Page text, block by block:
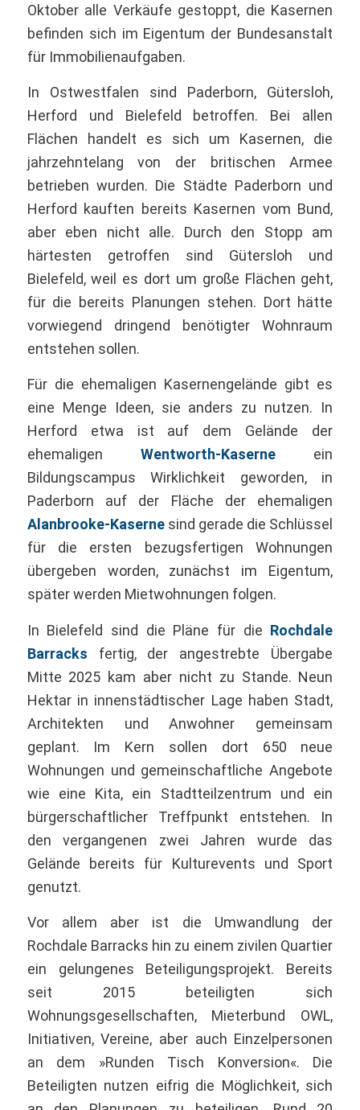
Oktober alle Verkäufe gestoppt, die Kasernen
befinden sich im Eigentum der Bundesanstalt
für Immobilienaufgaben.
In Ostwestfalen sind Paderborn, Gütersloh,
Herford und Bielefeld betroffen. Bei allen
Flächen handelt es sich um Kasernen, die
jahrzehntelang von der britischen Armee
betrieben wurden. Die Städte Paderborn und
Herford kauften bereits Kasernen vom Bund,
aber eben nicht alle. Durch den Stopp am
härtesten getroffen sind Gütersloh und
Bielefeld, weil es dort um große Flächen geht,
für die bereits Planungen stehen. Dort hätte
vorwiegend dringend benötigter Wohnraum
entstehen sollen.
Für die ehemaligen Kasernengelände gibt es
eine Menge Ideen, sie anders zu nutzen. In
Herford etwa ist auf dem Gelände der
ehemaligen Wentworth-Kaserne ein
Bildungscampus Wirklichkeit geworden, in
Paderborn auf der Fläche der ehemaligen
Alanbrooke-Kasernesind gerade die Schlüssel
für die ersten bezugsfertigen Wohnungen
übergeben worden, zunächst im Eigentum,
später werden Mietwohnungen folgen.
In Bielefeld sind die Pläne für die Rochdale
Barracks fertig, der angestrebte Übergabe
Mitte 2025 kam aber nicht zu Stande. Neun
Hektar in innenstädtischer Lage haben Stadt,
Architekten und Anwohner gemeinsam
geplant. Im Kern sollen dort 650 neue
Wohnungen und gemeinschaftliche Angebote
wie eine Kita, ein Stadtteilzentrum und ein
bürgerschaftlicher Treffpunkt entstehen. In
den vergangenen zwei Jahren wurde das
Gelände bereits für Kulturevents und Sport
genutzt.
Vor allem aber ist die Umwandlung der
Rochdale Barracks hin zu einem zivilen Quartier
ein gelungenes Beteiligungsprojekt. Bereits
seit 2015 beteiligten sich
Wohnungsgesellschaften, Mieterbund OWL,
Initiativen, Vereine, aber auch Einzelpersonen
an dem »Runden Tisch Konversion«. Die
Beteiligten nutzen eifrig die Möglichkeit, sich